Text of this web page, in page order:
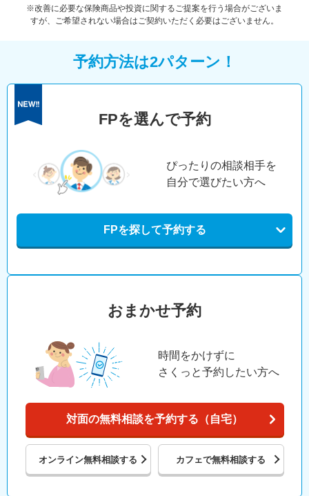
※改善に必要な保険商品や投資に関するご提案を行う場合がございま
すが、ご希望されない場合はご契約いただく必要はございません。
予約方法は2パターン！
FPを選んで予約
ぴったりの相談相手を
自分で選びたい方へ
FPを探して予約する
おまかせ予約
時間をかけずに
さくっと予約したい方へ
対面の無料相談を予約する（自宅）
オンライン無料相談する カフェで無料相談する